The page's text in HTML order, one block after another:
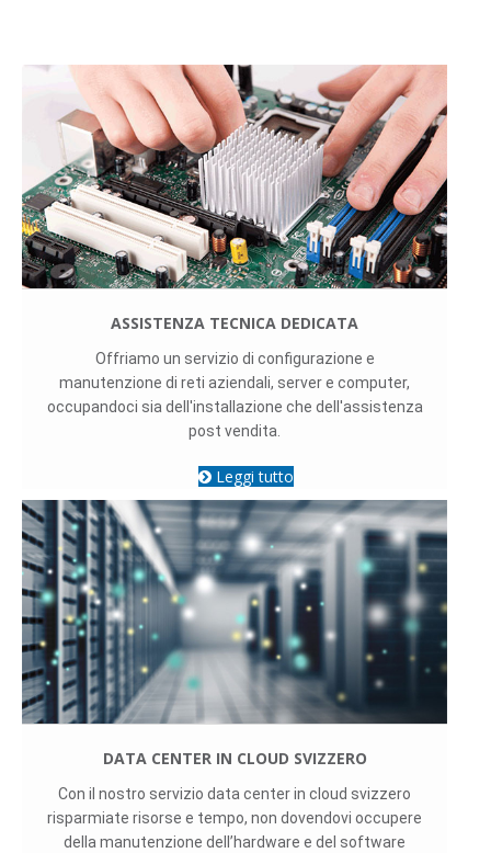
ASSISTENZA TECNICA DEDICATA
Offriamo un servizio di configurazione e
manutenzione di reti aziendali, server e computer,
occupandoci sia dell'installazione che dell'assistenza
post vendita.
Leggi tutto
DATA CENTER IN CLOUD SVIZZERO
Con il nostro servizio data center in cloud svizzero
risparmiate risorse e tempo, non dovendovi occupere
della manutenzione dell’hardware e del software